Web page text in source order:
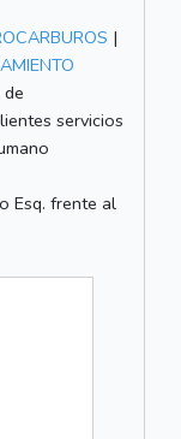
|
servicios
Esq. frente al